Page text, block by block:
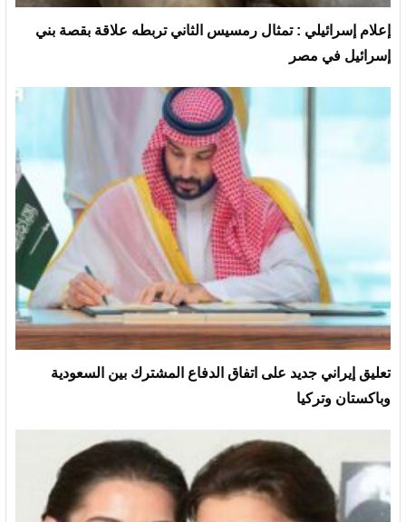
إعلام إسرائيلي : تمثال رمسيس الثاني تربطه علاقة بقصة بني
إسرائيل في مصر
تعليق إيراني جديد على اتفاق الدفاع المشترك بين السعودية
وباكستان وتركيا